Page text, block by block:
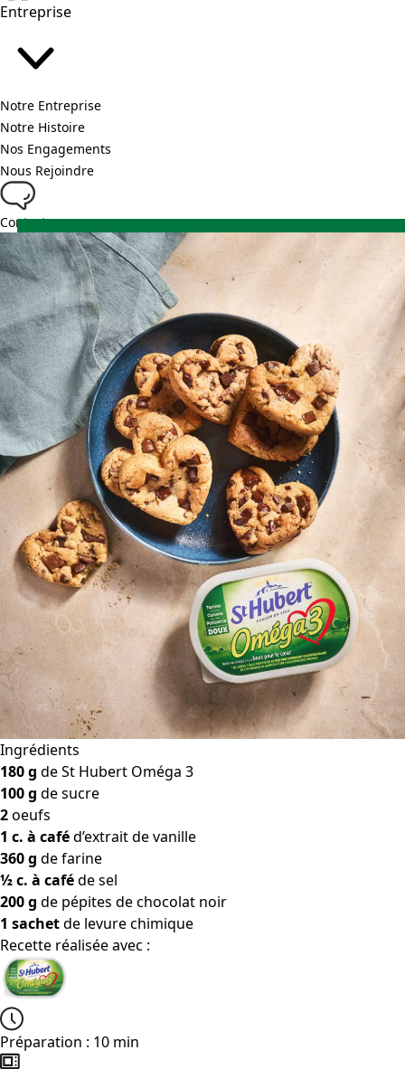
Entreprise
Notre Entreprise
Notre Histoire
Nos Engagements
Nous Rejoindre
Contact
Ingrédients
180 g de St Hubert Oméga 3
100 g de sucre
2oeufs
1 c. à caféd’extrait de vanille
360 g de farine
½ c. à caféde sel
200 g de pépites de chocolat noir
1 sachetde levure chimique
Recette réalisée avec :
Préparation : 10 min